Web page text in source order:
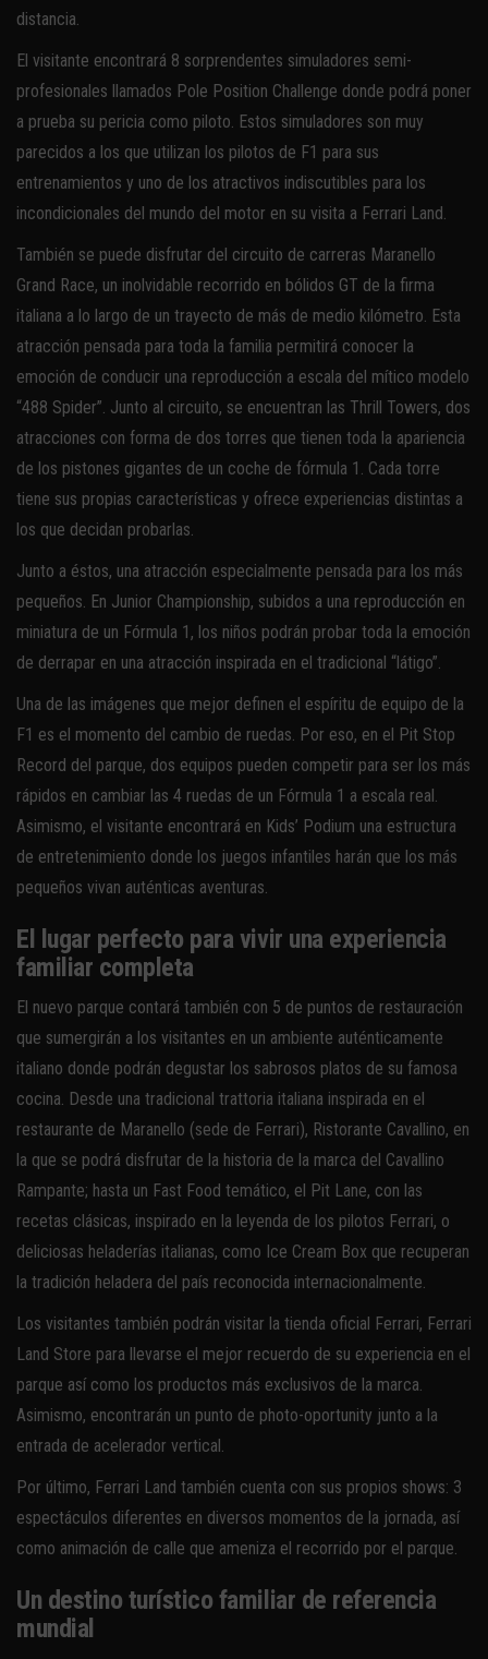
distancia.
El visitante encontrará 8 sorprendentes simuladores semi-
profesionales llamados Pole Position Challenge donde podrá poner
a prueba su pericia como piloto. Estos simuladores son muy
parecidos a los que utilizan los pilotos de F1 para sus
entrenamientos y uno de los atractivos indiscutibles para los
incondicionales del mundo del motor en su visita a Ferrari Land.
También se puede disfrutar del circuito de carreras Maranello
Grand Race, un inolvidable recorrido en bólidos GT de la firma
italiana a lo largo de un trayecto de más de medio kilómetro. Esta
atracción pensada para toda la familia permitirá conocer la
emoción de conducir una reproducción a escala del mítico modelo
“488 Spider”. Junto al circuito, se encuentran las Thrill Towers, dos
atracciones con forma de dos torres que tienen toda la apariencia
de los pistones gigantes de un coche de fórmula 1. Cada torre
tiene sus propias características y ofrece experiencias distintas a
los que decidan probarlas.
Junto a éstos, una atracción especialmente pensada para los más
pequeños. En Junior Championship, subidos a una reproducción en
miniatura de un Fórmula 1, los niños podrán probar toda la emoción
de derrapar en una atracción inspirada en el tradicional “látigo”.
Una de las imágenes que mejor definen el espíritu de equipo de la
F1 es el momento del cambio de ruedas. Por eso, en el Pit Stop
Record del parque, dos equipos pueden competir para ser los más
rápidos en cambiar las 4 ruedas de un Fórmula 1 a escala real.
Asimismo, el visitante encontrará en Kids’ Podium una estructura
de entretenimiento donde los juegos infantiles harán que los más
pequeños vivan auténticas aventuras.
El lugar perfecto para vivir una experiencia
familiar completa
El nuevo parque contará también con 5 de puntos de restauración
que sumergirán a los visitantes en un ambiente auténticamente
italiano donde podrán degustar los sabrosos platos de su famosa
cocina. Desde una tradicional trattoria italiana inspirada en el
restaurante de Maranello (sede de Ferrari), Ristorante Cavallino, en
la que se podrá disfrutar de la historia de la marca del Cavallino
Rampante; hasta un Fast Food temático, el Pit Lane, con las
recetas clásicas, inspirado en la leyenda de los pilotos Ferrari, o
deliciosas heladerías italianas, como Ice Cream Box que recuperan
la tradición heladera del país reconocida internacionalmente.
Los visitantes también podrán visitar la tienda oficial Ferrari, Ferrari
Land Store para llevarse el mejor recuerdo de su experiencia en el
parque así como los productos más exclusivos de la marca.
Asimismo, encontrarán un punto de photo-oportunity junto a la
entrada de acelerador vertical.
Por último, Ferrari Land también cuenta con sus propios shows: 3
espectáculos diferentes en diversos momentos de la jornada, así
como animación de calle que ameniza el recorrido por el parque.
Un destino turístico familiar de referencia
mundial